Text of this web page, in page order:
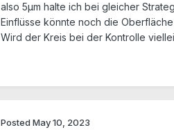
also 5µm halte ich bei gleicher
Einflüsse könnte noch die
Wird der Kreis bei der Kontrolle
Posted May 10, 2023